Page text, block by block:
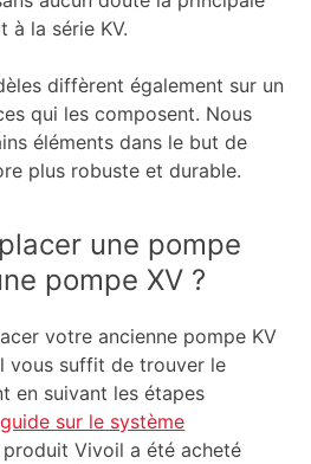
la série KV.
diffèrent également sur un
qui les composent. Nous
éléments dans le but de
plus robuste et durable.
une pompe
pompe XV ?
votre ancienne pompe KV
vous suffit de trouver le
en suivant les étapes
sur le système
Vivoil a été acheté